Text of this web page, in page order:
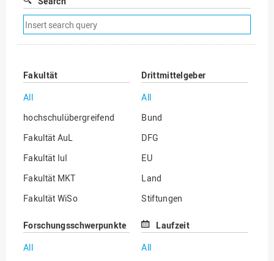
Remove
search
filter
Fakultät
All
hochschulübergreifend
Fakultät AuL
Fakultät IuI
Fakultät MKT
Fakultät WiSo
Drittmittelgeber
All
Bund
DFG
EU
Land
Stiftungen
Sonstige
Forschungsschwerpunkte
All
Laufzeit
All